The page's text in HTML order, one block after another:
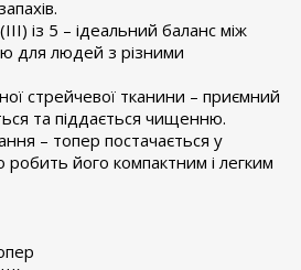
із 5 – ідеальний баланс між
для людей з різними
стрейчевої тканини – приємний
та піддається чищенню.
– топер постачається у
робить його компактним і легким